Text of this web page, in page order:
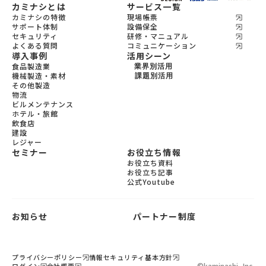
カミナシとは
カミナシの特徴
サポート体制
セキュリティ
よくある質問
サービス一覧
現場帳票
設備保全
研修・マニュアル
コミュニケーション
導入事例
食品製造業
機械製造・素材
その他製造
物流
ビルメンテナンス
ホテル・旅館
飲食店
建設
レジャー
活用シーン
業界別活用
機会製造・素材
課題別活用
セミナー お役立ち情報
お役立ち資料
お役立ち記事
公式Youtube
お知らせ パートナー制度
プライバシーポリシー
情報セキュリティ基本方針